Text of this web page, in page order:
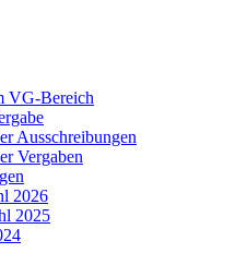
VG-Bereich
Ausschreibungen
Vergaben
2026
2025